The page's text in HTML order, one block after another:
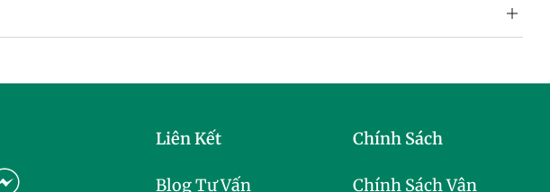
Liên Kết
Blog Tư Vấn
Chính Sách
Chính Sách Vận